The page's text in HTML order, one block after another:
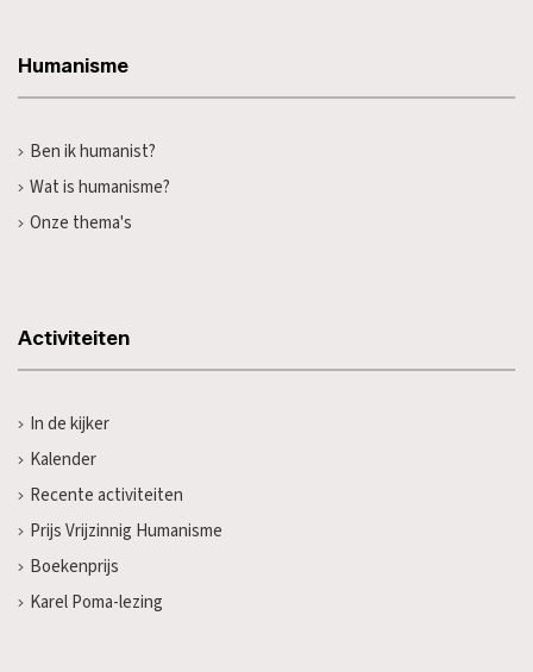
Humanisme
Ben ik humanist?
Wat is humanisme?
Onze thema's
Activiteiten
In de kijker
Kalender
Recente activiteiten
Prijs Vrijzinnig Humanisme
Boekenprijs
Karel Poma-lezing